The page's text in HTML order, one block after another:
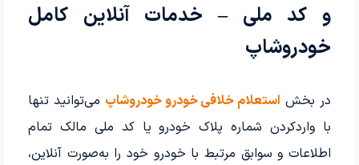
و کد ملی – خدمات آنلاین کامل
خودروشاپ
در بخش استعلام خلافی خودرو خودروشاپ می‌توانید تنها
با واردکردن شماره پلاک خودرو یا کد ملی مالک تمام
اطلاعات و سوابق مرتبط با خودرو خود را به‌صورت آنلاین،